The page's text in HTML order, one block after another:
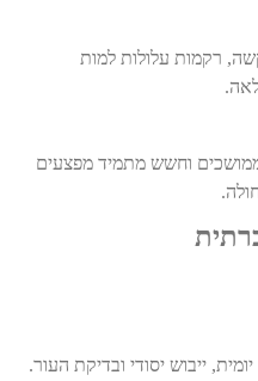
רקמות עלולות למות
.
וחשש מתמיד מפצעים
.
ייבוש יסודי ובדיקת העור.